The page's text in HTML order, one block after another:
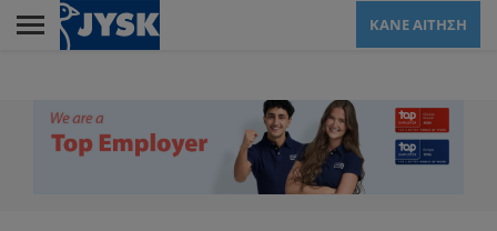
Skip
ΚΑΝΕ ΑΙΤΗΣΗ
LANDING PAGE FOR